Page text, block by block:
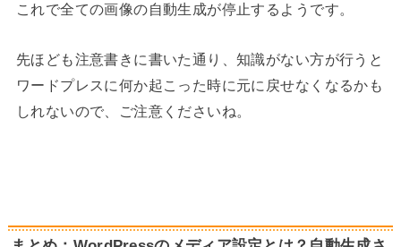
これで全ての画像の自動生成が停止するようです。
先ほども注意書きに書いた通り、知識がない方が行うと
ワードプレスに何か起こった時に元に戻せなくなるかも
しれないので、ご注意くださいね。